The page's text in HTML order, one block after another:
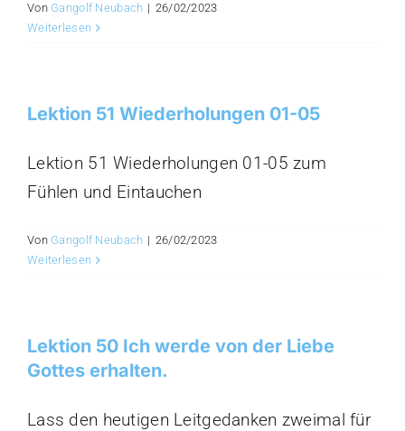
Von Gangolf Neubach | 26/02/2023
Weiterlesen
Lektion 51 Wiederholungen 01-05
Lektion 51 Wiederholungen 01-05 zum
Fühlen und Eintauchen
Von Gangolf Neubach | 26/02/2023
Weiterlesen
Lektion 50 Ich werde von der Liebe
Gottes erhalten.
Lass den heutigen Leitgedanken zweimal für